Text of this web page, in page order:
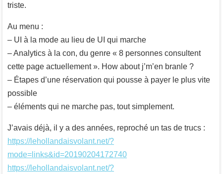
triste.
Au menu :
– UI à la mode au lieu de UI qui marche
– Analytics à la con, du genre « 8 personnes consultent
cette page actuellement ». How about j’m’en branle ?
– Étapes d’une réservation qui pousse à payer le plus vite
possible
– éléments qui ne marche pas, tout simplement.
J’avais déjà, il y a des années, reproché un tas de trucs :
https://lehollandaisvolant.net/?
mode=links&id=20190204172740
https://lehollandaisvolant.net/?